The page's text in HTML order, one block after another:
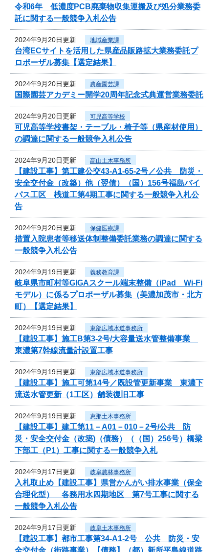
令和6年 低濃度PCB廃棄物収集運搬及び処分業務委
託に関する一般競争入札公告
2024年9月20日更新 地域産業課
台湾ECサイトを活用した県産品販路拡大業務委託プ
ロポーザル募集【選定結果】
2024年9月20日更新 農産園芸課
国際園芸アカデミー開学20周年記念式典運営業務委託
2024年9月20日更新 可児高等学校
可児高等学校書架・テーブル・椅子等（県産材使用）
の調達に関する一般競争入札公告
2024年9月20日更新 高山土木事務所
【建設工事】第工建公交43-A1-65-2号／公共 防災・
安全交付金（改築）他（翌債）（国）156号福島バイ
パス工区 桟道工第4期工事に関する一般競争入札公
告
2024年9月20日更新 保健医療課
措置入院患者等移送体制整備委託業務の調達に関する
一般競争入札公告
2024年9月19日更新 義務教育課
岐阜県市町村等GIGAスクール端末整備（iPad Wi-Fi
モデル）に係るプロポーザル募集（美濃加茂市・北方
町）【選定結果】
2024年9月19日更新 東部広域水道事務所
【建設工事】施工B第3-2号/大容量送水管整備事業
東濃第7幹線流量計設置工事
2024年9月19日更新 東部広域水道事務所
【建設工事】施工可第14号／既設管更新事業 東濃下
流送水管更新（1工区）舗装復旧工事
2024年9月19日更新 恵那土木事務所
【建設工事】建工第11－A01－010－2号/公共 防
災・安全交付金（改築)（債務）（（国）256号）橋梁
下部工（P1）工事に関する一般競争入札
2024年9月17日更新 岐阜農林事務所
入札取止め【建設工事】県営かんがい排水事業（保全
合理化型） 各務用水四期地区 第7号工事に関する
一般競争入札公告
2024年9月17日更新 岐阜土木事務所
【建設工事】都市工事第34-A1-2号 公共 防災・安
全交付金（街路事業）【債務】（都）新所平島線道路